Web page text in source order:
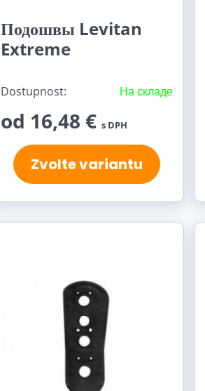
Подошвы Levitan
Extreme
Dostupnost: На складе
od 16,48 € s DPH
Zvolte variantu